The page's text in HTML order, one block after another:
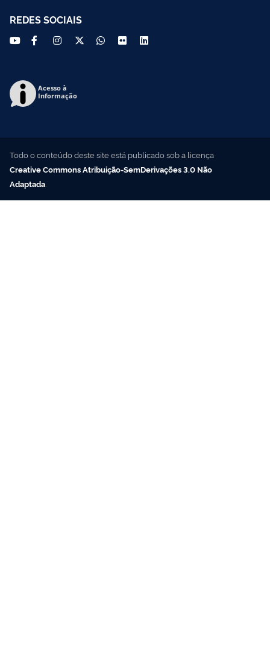
REDES SOCIAIS
Acesso à
Informação
Todo o conteúdo deste site está publicado sob a licença
Creative Commons Atribuição-SemDerivações 3.0 Não
Adaptada